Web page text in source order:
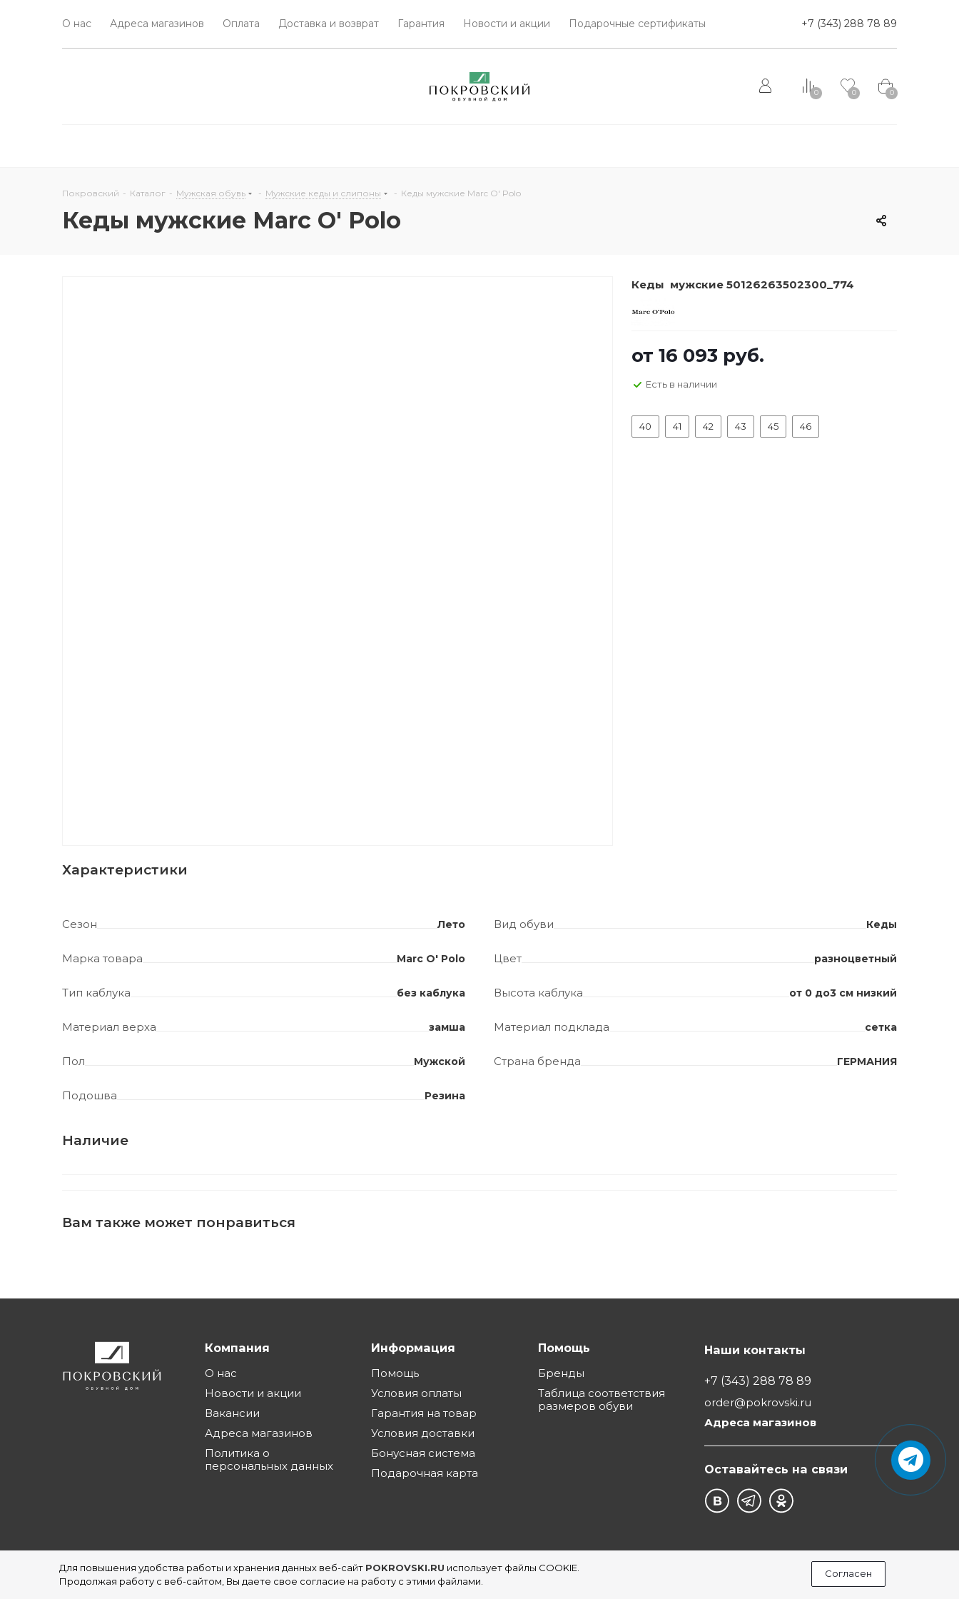
Для повышения удобства работы и хранения данных веб-сайт POKROVSKI.RU использует файлы COOKIE.
Продолжая работу с веб-сайтом, Вы даете свое согласие на работу с этими файлами.
Согласен
О нас Адреса магазинов Оплата Доставка и возврат Гарантия Новости и акции Подарочные сертификаты +7 (343) 288 78 89
0 0 0
Покровский - Каталог - Мужская обувь - Мужские кеды и слипоны - Кеды мужские Marc O' Polo
Кеды мужские Marc O' Polo
Кеды мужские 50126263502300_774
от16 093 руб.
Есть в наличии
40 41 42 43 45 46
Характеристики
Сезон Лето Вид обуви Кеды
Марка товара Marc O' Polo Цвет разноцветный
Тип каблука без каблука Высота каблука от 0 до3 см низкий
Материал верха замша Материал подклада сетка
Пол Мужской Страна бренда ГЕРМАНИЯ
Подошва Резина
Наличие
Вам также может понравиться
Компания
О нас
Новости и акции
Вакансии
Адреса магазинов
Политика о
персональных данных
Информация
Помощь
Условия оплаты
Гарантия на товар
Условия доставки
Бонусная система
Подарочная карта
Помощь
Бренды
Таблица соответствия
размеров обуви
Наши контакты
+7 (343) 288 78 89
order@pokrovski.ru
Адреса магазинов
Оставайтесь на связи
©1997 - 2026 Обувной Дом "Покровский" - сеть магазинов обуви в Екатеринбурге